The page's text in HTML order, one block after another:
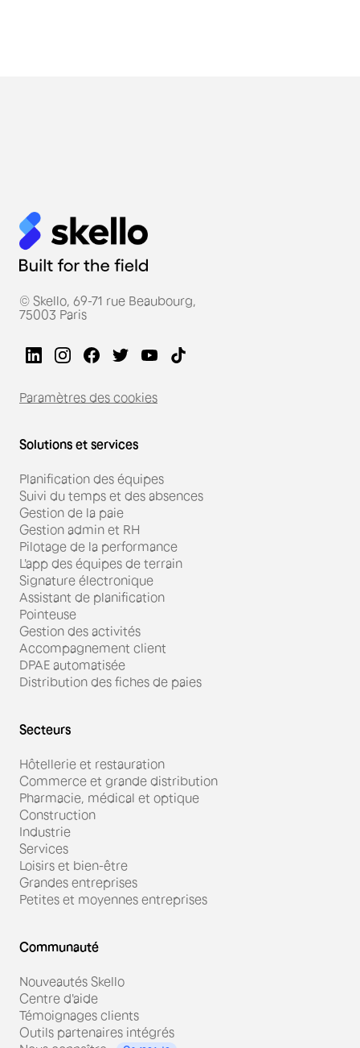
© Skello, 69-71 rue Beaubourg,
75003 Paris
Paramètres des cookies
Solutions et services
Planification des équipes
Suivi du temps et des absences
Gestion de la paie
Gestion admin et RH
Pilotage de la performance
L'app des équipes de terrain
Signature électronique
Assistant de planification
Pointeuse
Gestion des activités
Accompagnement client
DPAE automatisée
Distribution des fiches de paies
Secteurs
Hôtellerie et restauration
Commerce et grande distribution
Pharmacie, médical et optique
Construction
Industrie
Services
Loisirs et bien-être
Grandes entreprises
Petites et moyennes entreprises
Communauté
Nouveautés Skello
Centre d'aide
Témoignages clients
Outils partenaires intégrés